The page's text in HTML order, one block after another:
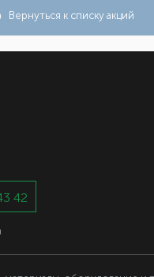
Вернуться к списку акций
42